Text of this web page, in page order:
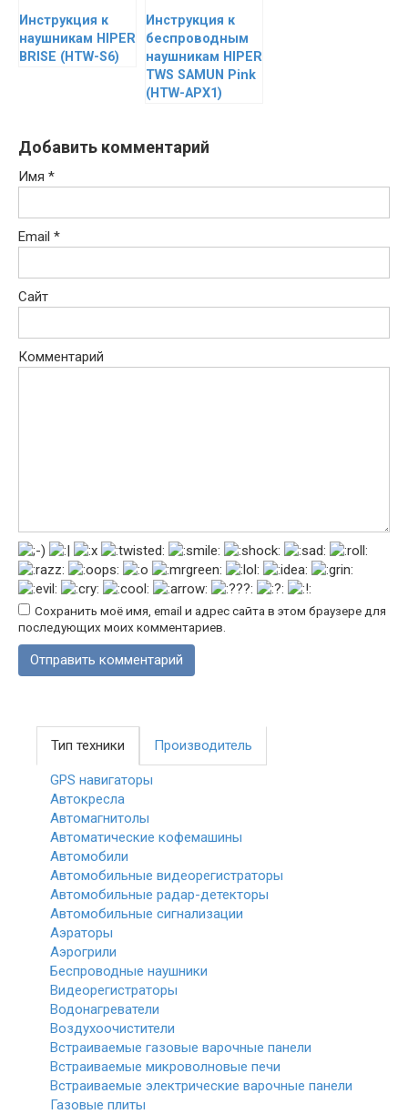
Инструкция к
наушникам HIPER
BRISE (HTW-S6)
Инструкция к
беспроводным
наушникам HIPER
TWS SAMUN Pink
(HTW-APX1)
Добавить комментарий
Имя *
Email *
Сайт
Комментарий
Сохранить моё имя, email и адрес сайта в этом браузере для
последующих моих комментариев.
Тип техники Производитель
GPS навигаторы
Автокресла
Автомагнитолы
Автоматические кофемашины
Автомобили
Автомобильные видеорегистраторы
Автомобильные радар-детекторы
Автомобильные сигнализации
Аэраторы
Аэрогрили
Беспроводные наушники
Видеорегистраторы
Водонагреватели
Воздухоочистители
Встраиваемые газовые варочные панели
Встраиваемые микроволновые печи
Встраиваемые электрические варочные панели
Газовые плиты